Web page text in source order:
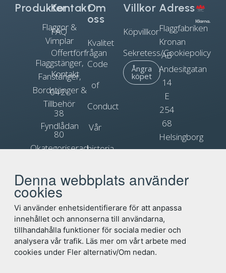
Denna webbplats använder
cookies
Vi använder enhetsidentifierare för att anpassa
innehållet och annonserna till användarna,
tillhandahålla funktioner för sociala medier och
analysera vår trafik. Läs mer om vårt arbete med
cookies under Fler alternativ/Om nedan.
Adress
Flaggfabriken
Kronan
AB
Andesitgatan
14
E
254
68
Helsingborg
0897
Kontakt
FAQ
Offertförfrågan
Kontakt
042-
38
80
info@flagga.com
Om
oss
Kvalitet
Code
of
Conduct
Vår
historia
Flaggregler
Villkor
Köpvillkor
Sekretess/Cookiepolicy
Ångra
köpet
Produkter
Flaggor &
Vimplar
Flaggstänger,
Fanstänger,
Bordstänger &
Tillbehör
Fyndlådan
Okategoriserad